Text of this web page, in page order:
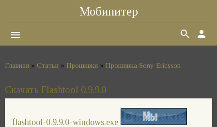
Мобипитер
menu person
search
Главная » Статьи » Прошивки » Прошивка Sony Ericsson
Скачать Flashtool 0.9.9.0
flashtool-0.9.9.0-windows.exe